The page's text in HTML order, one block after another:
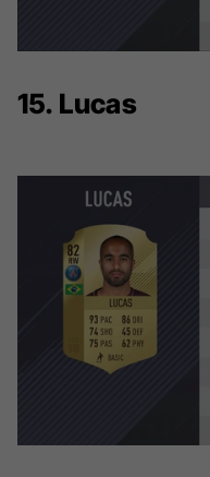
15. Lucas